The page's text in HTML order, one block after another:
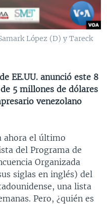
López (D) y Tareck
EE.UU. anunció este 8
5 millones de dólares
venezolano
ahora el último
del Programa de
Organizada
siglas en inglés) del
una lista
Pero, ¿quién es